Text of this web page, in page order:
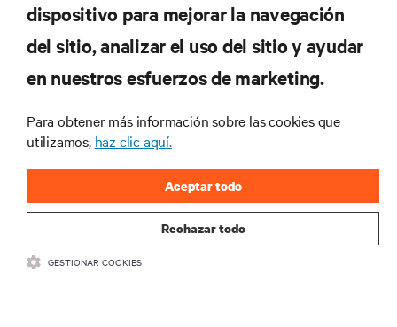
RECURSOS
CORPORATIVO
SÍGANOS
dispositivo para mejorar la navegación
del sitio, analizar el uso del sitio y ayudar
en nuestros esfuerzos de marketing.
Para obtener más información sobre las cookies que
utilizamos, haz clic aquí.
Rechazar todo
Aceptar todo
GESTIONAR COOKIES